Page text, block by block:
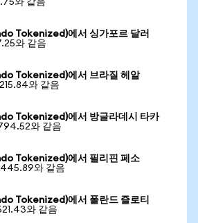
와 같음
Tokenized)에서 싱가포르 달러
와 같음
Tokenized)에서 브라질 헤알
와 같음
Tokenized)에서 방글라데시 타카
와 같음
Tokenized)에서 필리핀 페소
와 같음
Tokenized)에서 폴란드 즐로티
와 같음